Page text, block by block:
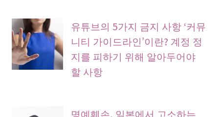
유튜브의 5가지 금지 사항 ‘커뮤
니티 가이드라인’이란? 계정 정
지를 피하기 위해 알아두어야
할 사항
명예훼손, 일본에서 고소하는